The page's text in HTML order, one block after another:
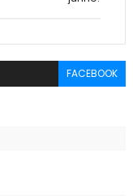
FACEBOOK